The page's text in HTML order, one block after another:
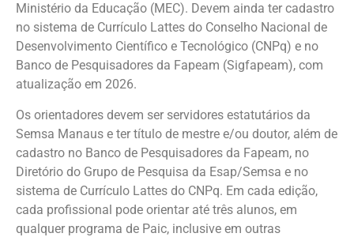
Ministério da Educação (MEC). Devem ainda ter cadastro
no sistema de Currículo Lattes do Conselho Nacional de
Desenvolvimento Científico e Tecnológico (CNPq) e no
Banco de Pesquisadores da Fapeam (Sigfapeam), com
atualização em 2026.
Os orientadores devem ser servidores estatutários da
Semsa Manaus e ter título de mestre e/ou doutor, além de
cadastro no Banco de Pesquisadores da Fapeam, no
Diretório do Grupo de Pesquisa da Esap/Semsa e no
sistema de Currículo Lattes do CNPq. Em cada edição,
cada profissional pode orientar até três alunos, em
qualquer programa de Paic, inclusive em outras